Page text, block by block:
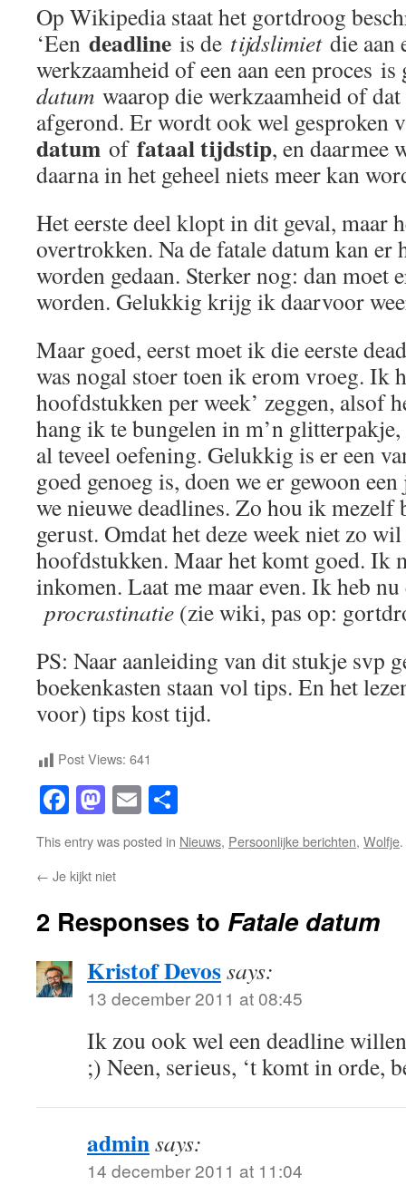
Op Wikipedia staat het gortdroog
‘Een deadline is de tijdslimietdie aan
werkzaamheid of een aan een proces
datum waarop die werkzaamheid of
afgerond. Er wordt ook wel gesproken
datum of fataal tijdstip, en daarmee
daarna in het geheel niets meer kan
Het eerste deel klopt in dit geval, maar
overtrokken. Na de fatale datum kan er
worden gedaan. Sterker nog: dan moet
worden. Gelukkig krijg ik daarvoor
Maar goed, eerst moet ik die eerste
was nogal stoer toen ik erom vroeg. Ik
hoofdstukken per week’ zeggen, alsof
hang ik te bungelen in m’n glitterpakje,
al teveel oefening. Gelukkig is er een
goed genoeg is, doen we er gewoon
we nieuwe deadlines. Zo hou ik mezelf
gerust. Omdat het deze week niet zo
hoofdstukken. Maar het komt goed. Ik
inkomen. Laat me maar even. Ik heb nu
procrastinatie (zie wiki, pas op:
PS: Naar aanleiding van dit stukje svp
boekenkasten staan vol tips. En het
voor) tips kost tijd.
Post Views: 641
Facebook
Mastodon
Email
This entry was posted in Nieuws, Persoonlijke berichten, Wolfje
← Je kijkt niet
2 Responses to Fatale datum
Kristof Devossays:
13 december 2011 at 08:45
Ik zou ook wel een deadline
;) Neen, serieus, ‘t komt in orde,
adminsays:
14 december 2011 at 11:04